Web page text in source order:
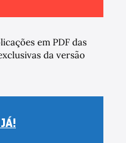
em PDF das
da versão